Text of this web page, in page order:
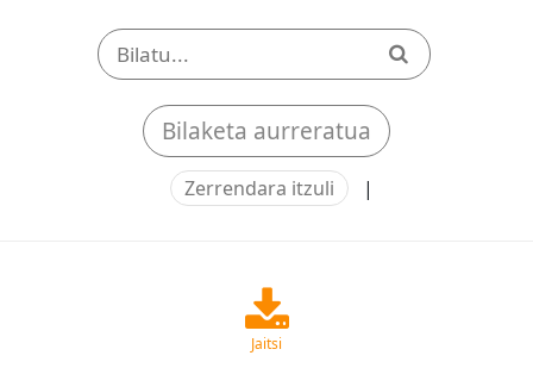
Bilaketa aurreratua
Zerrendara itzuli |
Jaitsi